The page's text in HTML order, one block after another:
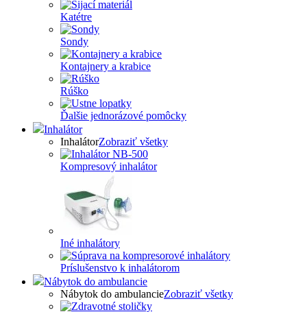
Katétre
Sondy
Kontajnery a krabice
Rúško
Ďalšie jednorázové pomôcky
Inhalátor
InhalátorZobraziť všetky
Kompresový inhalátor
Iné inhalátory
Príslušenstvo k inhalátorom
Nábytok do ambulancie
Nábytok do ambulancieZobraziť všetky